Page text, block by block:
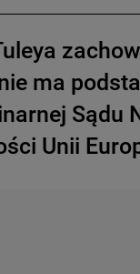
ma
Sądu
Unii